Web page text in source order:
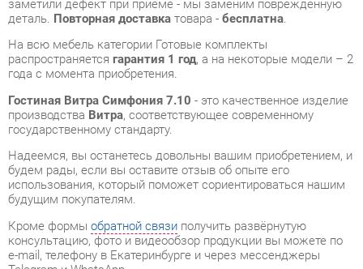
Гостиная Витра Симфония 7.10- это качественное изделие
государственному стандарту.
Надеемся, вы останетесь довольны вашим приобретением, и
будем рады, если вы оставите отзыв об опыте его
использования, который поможет сориентироваться нашим
будущим покупателям.
Кроме формы обратной связиполучить развёрнутую
консультацию, фото и видеообзор продукции вы можете по
e-mail, телефону в Екатеринбурге и через мессенджеры
Telegram и WhatsApp.
Готовые комплекты также можно сравнить между собой в
нашем шоу-руме и купить Гостиная Витра Симфония 7.10,
самостоятельно забрав его с нашего центрального склада в
г. Екатеринбург. Полный список адресов и магазинов
смотрите на страницеконтактов .